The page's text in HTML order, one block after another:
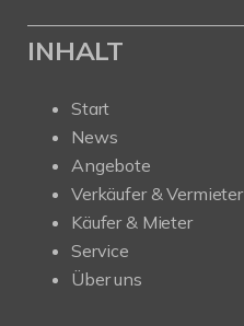
INHALT
Start
News
Angebote
Verkäufer & Vermieter
Käufer & Mieter
Service
Über uns